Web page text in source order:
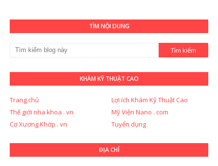
TÌM NỘI DUNG
KHÁM KỸ THUẬT CAO
Trang chủ
Lợi ích Khám Kỹ Thuật Cao
Thế giới nha khoa . vn
Mỹ Viện Nano . com
Cơ Xương Khớp . vn
Tuyển dụng
ĐỊA CHỈ